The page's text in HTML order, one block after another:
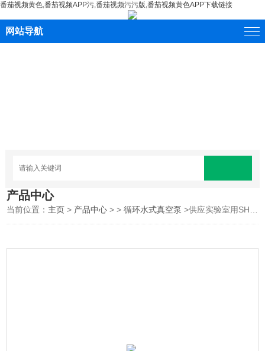
番茄视频黄色,番茄视频APP污,番茄视频污污版,番茄视频黄色APP下载链接
网站导航
产品中心
当前位置： 主页 > 产品中心 > >循环水式真空泵 >供应实验室用SHZ-95B循环水式多用真空泵